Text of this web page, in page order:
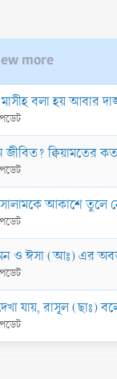
more
বলা হয় আবার
জীবিত?
আকাশে তুলে
ও ঈসা (আঃ) এর
দেখা যায়, রাসূল